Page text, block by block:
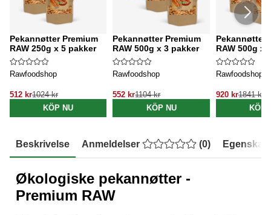
Pekannøtter Premium
RAW 250g x 5 pakker
Rawfoodshop
512 kr1024 kr
KÖP NU
Pekannøtter Premium
RAW 500g x 3 pakker
Rawfoodshop
552 kr1104 kr
KÖP NU
Pekannøtter
RAW 500g x
Rawfoodshop
920 kr1841 kr
KÖP
Beskrivelse Anmeldelser (0)
Økologiske pekannøtter -
Premium RAW